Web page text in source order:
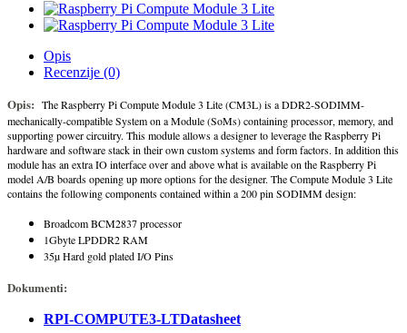
Opis
Recenzije (0)
Opis: The Raspberry Pi Compute Module 3 Lite (CM3L) is a DDR2-SODIMM-
mechanically-compatible System on a Module (SoMs) containing processor, memory, and
supporting power circuitry. This module allows a designer to leverage the Raspberry Pi
hardware and software stack in their own custom systems and form factors. In addition this
module has an extra IO interface over and above what is available on the Raspberry Pi
model A/B boards opening up more options for the designer. The Compute Module 3 Lite
contains the following components contained within a 200 pin SODIMM design:
Broadcom BCM2837 processor
1Gbyte LPDDR2 RAM
35µ Hard gold plated I/O Pins
Dokumenti:
RPI-COMPUTE3-LTDatasheet